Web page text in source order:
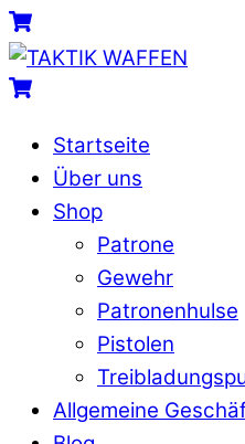
Skip
to
content
Menu
Cart
Cart
Startseite
Über uns
Shop
Patrone
Gewehr
Patronenhulse
Pistolen
Allgemeine